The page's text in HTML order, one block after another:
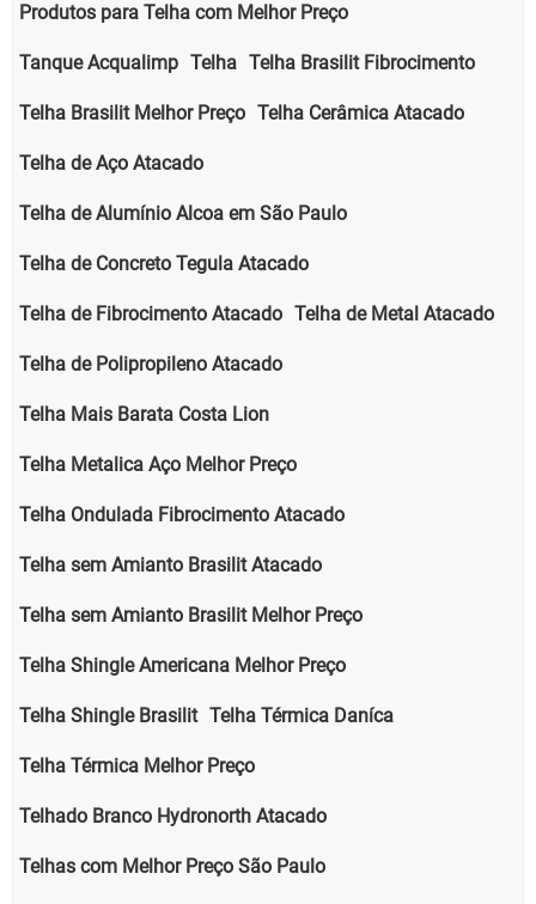
Produtos para Telha com Melhor Preço
Tanque Acqualimp Telha Telha Brasilit Fibrocimento
Telha Brasilit Melhor Preço Telha Cerâmica Atacado
Telha de Aço Atacado
Telha de Alumínio Alcoa em São Paulo
Telha de Concreto Tegula Atacado
Telha de Fibrocimento Atacado Telha de Metal Atacado
Telha de Polipropileno Atacado
Telha Mais Barata Costa Lion
Telha Metalica Aço Melhor Preço
Telha Ondulada Fibrocimento Atacado
Telha sem Amianto Brasilit Atacado
Telha sem Amianto Brasilit Melhor Preço
Telha Shingle Americana Melhor Preço
Telha Shingle Brasilit Telha Térmica Daníca
Telha Térmica Melhor Preço
Telhado Branco Hydronorth Atacado
Telhas com Melhor Preço São Paulo